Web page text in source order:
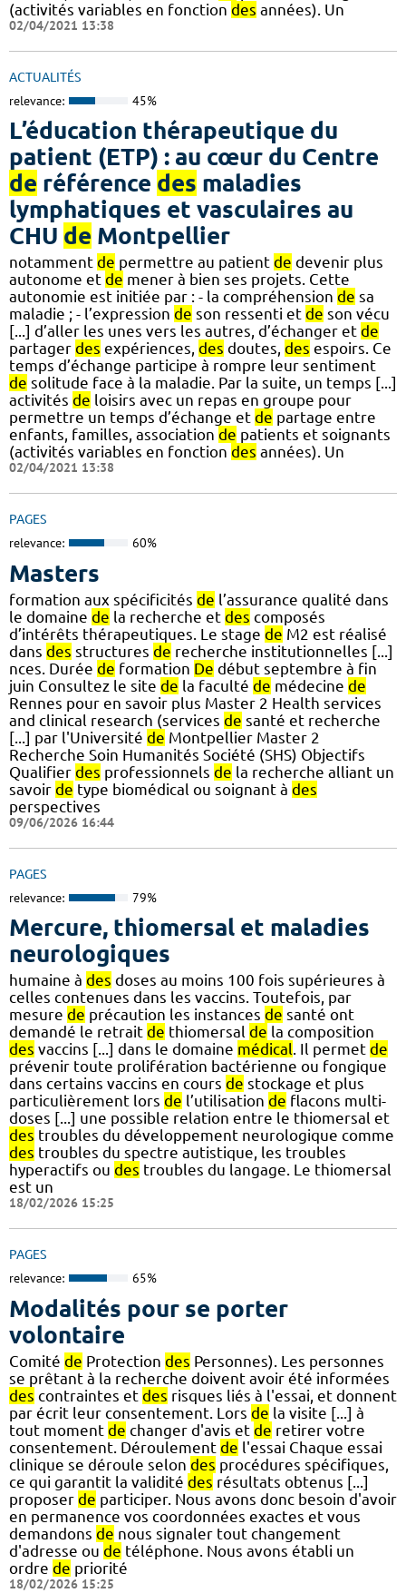
(activités variables en fonction des années). Un
02/04/2021 13:38
ACTUALITÉS
relevance: 45%
L’éducation thérapeutique du
patient (ETP) : au cœur du Centre
de référence des maladies
lymphatiques et vasculaires au
CHU de Montpellier
notamment de permettre au patient de devenir plus
autonome et de mener à bien ses projets. Cette
autonomie est initiée par : - la compréhension de sa
maladie ; - l’expression de son ressenti et de son vécu
[...] d’aller les unes vers les autres, d’échanger et de
partager des expériences, des doutes, des espoirs. Ce
temps d’échange participe à rompre leur sentiment
de solitude face à la maladie. Par la suite, un temps [...]
activités de loisirs avec un repas en groupe pour
permettre un temps d’échange et de partage entre
enfants, familles, association de patients et soignants
(activités variables en fonction des années). Un
02/04/2021 13:38
PAGES
relevance: 60%
Masters
formation aux spécificités de l’assurance qualité dans
le domaine de la recherche et des composés
d’intérêts thérapeutiques. Le stage de M2 est réalisé
dans des structures de recherche institutionnelles [...]
nces. Durée de formation De début septembre à fin
juin Consultez le site de la faculté de médecine de
Rennes pour en savoir plus Master 2 Health services
and clinical research (services de santé et recherche
[...] par l'Université de Montpellier Master 2
Recherche Soin Humanités Société (SHS) Objectifs
Qualifier des professionnels de la recherche alliant un
savoir de type biomédical ou soignant à des
perspectives
09/06/2026 16:44
PAGES
relevance: 79%
Mercure, thiomersal et maladies
neurologiques
humaine à des doses au moins 100 fois supérieures à
celles contenues dans les vaccins. Toutefois, par
mesure de précaution les instances de santé ont
demandé le retrait de thiomersal de la composition
des vaccins [...] dans le domaine médical. Il permet de
prévenir toute prolifération bactérienne ou fongique
dans certains vaccins en cours de stockage et plus
particulièrement lors de l’utilisation de flacons multi-
doses [...] une possible relation entre le thiomersal et
des troubles du développement neurologique comme
des troubles du spectre autistique, les troubles
hyperactifs ou des troubles du langage. Le thiomersal
est un
18/02/2026 15:25
PAGES
relevance: 65%
Modalités pour se porter
volontaire
Comité de Protection des Personnes). Les personnes
se prêtant à la recherche doivent avoir été informées
des contraintes et des risques liés à l'essai, et donnent
par écrit leur consentement. Lors de la visite [...] à
tout moment de changer d'avis et de retirer votre
consentement. Déroulement de l'essai Chaque essai
clinique se déroule selon des procédures spécifiques,
ce qui garantit la validité des résultats obtenus [...]
proposer de participer. Nous avons donc besoin d'avoir
en permanence vos coordonnées exactes et vous
demandons de nous signaler tout changement
d'adresse ou de téléphone. Nous avons établi un
ordre de priorité
18/02/2026 15:25